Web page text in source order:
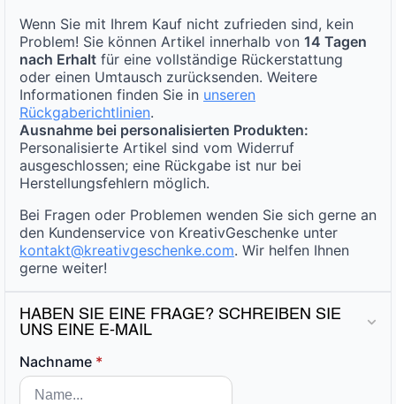
Wenn Sie mit Ihrem Kauf nicht zufrieden sind, kein
Problem! Sie können Artikel innerhalb von 14 Tagen
nach Erhalt für eine vollständige Rückerstattung
oder einen Umtausch zurücksenden. Weitere
Informationen finden Sie in unseren
Rückgaberichtlinien.
Ausnahme bei personalisierten Produkten:
Personalisierte Artikel sind vom Widerruf
ausgeschlossen; eine Rückgabe ist nur bei
Herstellungsfehlern möglich.
Bei Fragen oder Problemen wenden Sie sich gerne an
den Kundenservice von KreativGeschenke unter
kontakt@kreativgeschenke.com. Wir helfen Ihnen
gerne weiter!
HABEN SIE EINE FRAGE? SCHREIBEN SIE
UNS EINE E-MAIL
Nachname *